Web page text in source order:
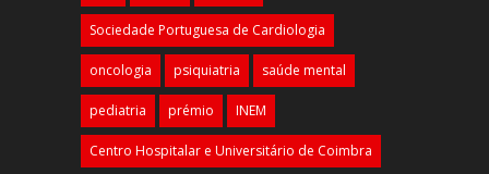
Sociedade Portuguesa de Cardiologia
oncologia psiquiatria saúde mental
pediatria prémio INEM
Centro Hospitalar e Universitário de Coimbra